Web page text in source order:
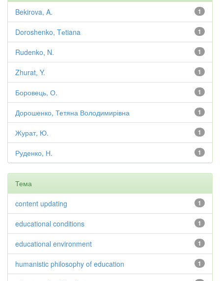
1
Bekirova, A.
1
Doroshenko, Tеtiana
1
Rudenko, N.
1
Zhurat, Y.
1
Боровець, О.
1
Дорошенко, Тетяна Володимирівна
1
Журат, Ю.
1
Руденко, Н.
Тема
1
content updating
1
educational conditions
1
educational environment
1
humanistic philosophy of education